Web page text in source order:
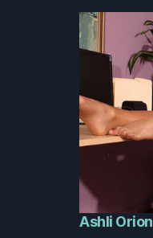
Ashli Orion